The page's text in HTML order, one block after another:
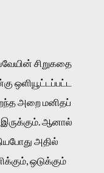
சிறுகதை
ஒளியூட்டப்பட்ட
அறை மனிதப்
ஆனால்
அதில்
ஒடுக்கும்